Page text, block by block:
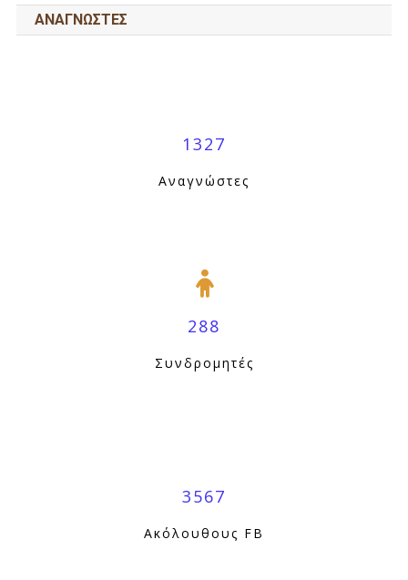
ΑΝΑΓΝΩΣΤΕΣ
1327
Αναγνώστες
288
Συνδρομητές
3567
Ακόλουθους FB